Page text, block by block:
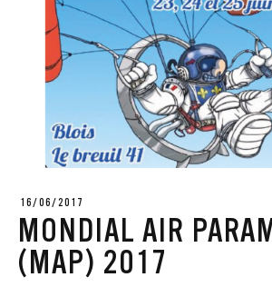
16/06/2017
MONDIAL AIR
(MAP) 2017